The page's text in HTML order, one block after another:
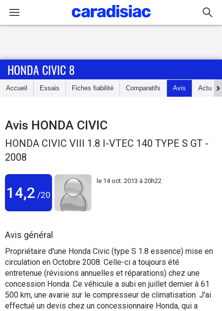
Accueil
Essais
Guide
d'achat
Utilitaires
Flottes
Services
Forum
HONDA CIVIC 8
Accueil Essais Fiches fiabilité Comparatifs Avis Actu
Avis HONDA CIVIC
HONDA CIVIC VIII 1.8 I-VTEC 140 TYPE S GT -
2008
14,2 /20
le 14 oct. 2013 à 20h22
Avis général
Propriétaire d'une Honda Civic (type S 1.8 essence) mise en
circulation en Octobre 2008. Celle-ci a toujours été
entretenue (révisions annuelles et réparations) chez une
concession Honda. Ce véhicule a subi en juillet dernier à 61
500 km, une avarie sur le compresseur de climatisation. J'ai
effectué un devis chez un concessionnaire Honda, qui a